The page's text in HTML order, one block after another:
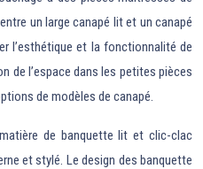
un large canapé lit et un canapé
l’esthétique et la fonctionnalité de
de l’espace dans les petites pièces
de modèles de canapé.
de banquette lit et clic-clac
et stylé. Le design des banquette